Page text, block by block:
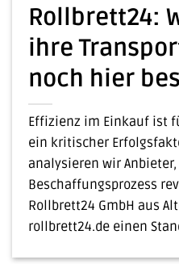
Rollbrett24:
ihre
noch hier
Effizienz im Einkauf ist
ein kritischer
analysieren wir
Beschaffungsprozess
Rollbrett24 GmbH aus
rollbrett24.de einen